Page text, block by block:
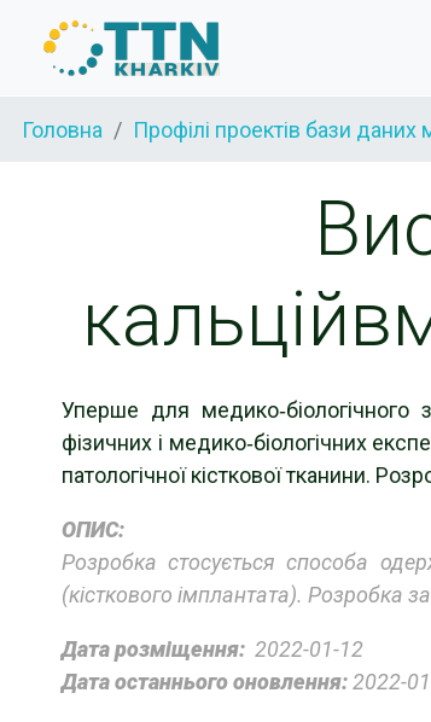
Головна Профілі проектів бази даних
Уперше для медико‐біологічного
фізичних і медико‐біологічних
патологічної кісткової тканини.
ОПИС:
Розробка стосується способа
(кісткового імплантата). Розробка
Дата розміщення: 2022-01-12
Дата останнього оновлення:2022-